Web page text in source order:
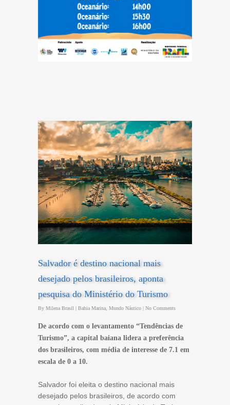
Salvador é destino nacional mais
desejado pelos brasileiros, aponta
pesquisa do Ministério do Turismo
By Milena Brasil | Bahia Marina Mundo Náutico | No Comments
De acordo com o levantamento “Tendências de
Turismo”, a capital baiana lidera a preferência
dos brasileiros, com média de interesse de 7.1 em
escala de 0 a 10.
Salvador foi eleita o destino nacional mais
desejado pelos brasileiros, de acordo com